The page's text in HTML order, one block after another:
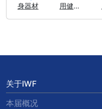
身器材
用健身
关于IWF
本届概况